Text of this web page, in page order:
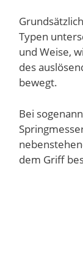
Typen
und Weise,
des
bewegt.
Bei
dem Griff